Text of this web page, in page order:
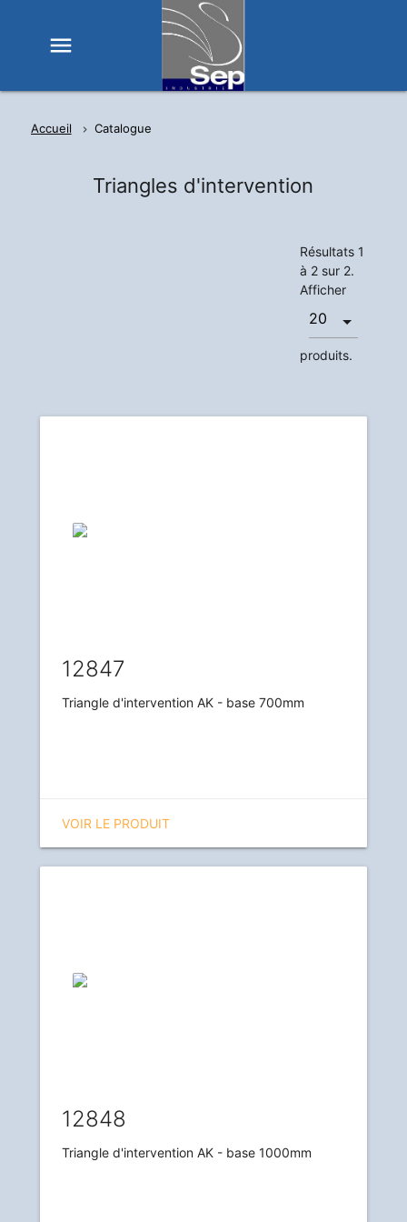
menu
Accueil Catalogue
Triangles d'intervention
Résultats 1
à 2 sur 2.
Afficher
produits.
12847
Triangle d'intervention AK - base 700mm
VOIR LE PRODUIT
12848
Triangle d'intervention AK - base 1000mm